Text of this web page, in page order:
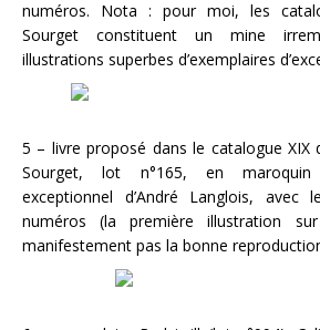
numéros. Nota : pour moi, les
Sourget constituent un mine
illustrations superbes d’exemplaires
5 – livre proposé dans le catalogue XIX
Sourget, lot n°165, en maroquin
exceptionnel d’André Langlois, avec
numéros (la première illustration
manifestement pas la bonne